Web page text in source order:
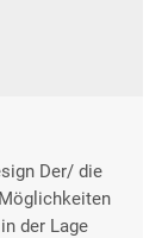
Der/ die
der Lage